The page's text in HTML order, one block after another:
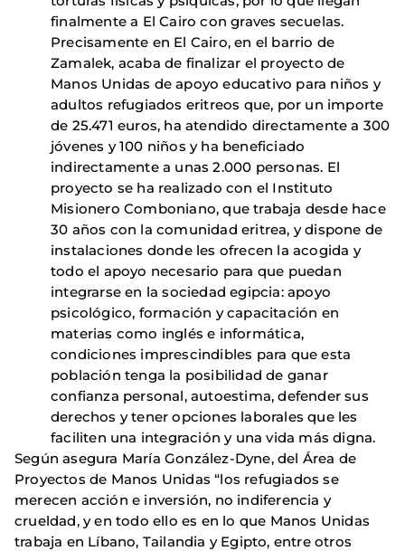
finalmente a El Cairo con graves secuelas.
Precisamente en El Cairo, en el barrio de
Zamalek, acaba de finalizar el proyecto de
Manos Unidas de apoyo educativo para niños y
adultos refugiados eritreos que, por un importe
de 25.471 euros, ha atendido directamente a 300
jóvenes y 100 niños y ha beneficiado
indirectamente a unas 2.000 personas. El
proyecto se ha realizado con el Instituto
Misionero Comboniano, que trabaja desde hace
30 años con la comunidad eritrea, y dispone de
instalaciones donde les ofrecen la acogida y
todo el apoyo necesario para que puedan
integrarse en la sociedad egipcia: apoyo
psicológico, formación y capacitación en
materias como inglés e informática,
condiciones imprescindibles para que esta
población tenga la posibilidad de ganar
confianza personal, autoestima, defender sus
derechos y tener opciones laborales que les
faciliten una integración y una vida más digna.
Según asegura María González-Dyne, del Área de
Proyectos de Manos Unidas “los refugiados se
merecen acción e inversión, no indiferencia y
crueldad, y en todo ello es en lo que Manos Unidas
trabaja en Líbano, Tailandia y Egipto, entre otros